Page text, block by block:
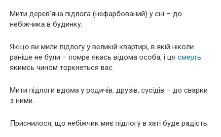
Мити дерев’яна підлога (нефарбований) у сні – до
небіжчика в будинку.
Якщо ви мили підлогу у великій квартирі, в якій ніколи
раніше не були – помре якась відома особа, і ця смерть
якимсь чином торкнеться вас.
Мити підлоги вдома у родичів, друзів, сусідів – до сварки
з ними.
Приснилося, що небіжчик миє підлогу в хаті буде радість.